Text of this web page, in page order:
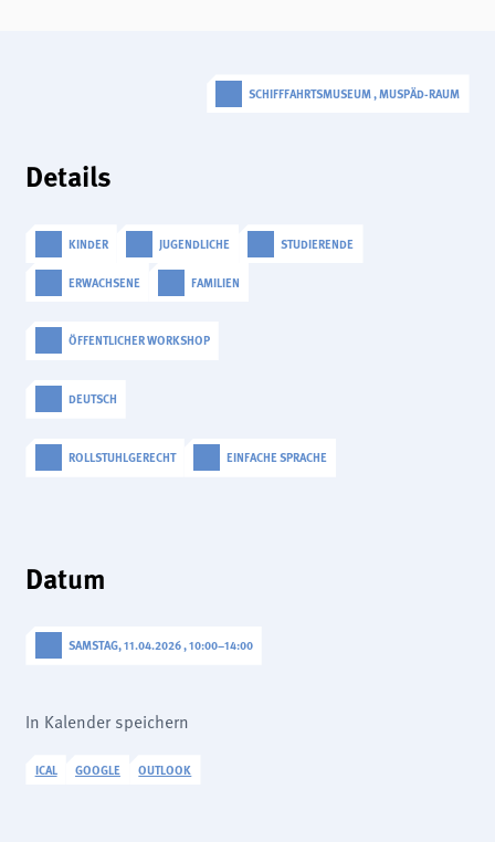
SCHIFFFAHRTSMUSEUM , MUSPÄD-RAUM
Details
KINDER JUGENDLICHE STUDIERENDE
ERWACHSENE FAMILIEN
ÖFFENTLICHER WORKSHOP
DEUTSCH
ROLLSTUHLGERECHT EINFACHE SPRACHE
Datum
SAMSTAG, 11.04.2026 , 10:00–14:00
In Kalender speichern
ICAL GOOGLE OUTLOOK
verbessern. Es werden keine Cookies gespeichert.
Anbieter: